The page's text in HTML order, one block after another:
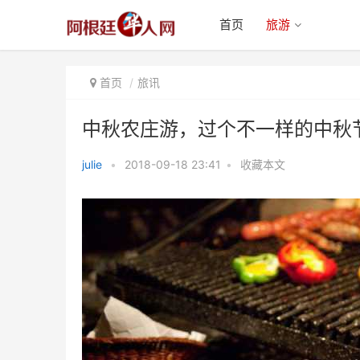
首页 旅游
首页 旅讯
中秋农庄游，过个不一样的中秋
julie • 2018-09-18 23:41 • 收藏本文